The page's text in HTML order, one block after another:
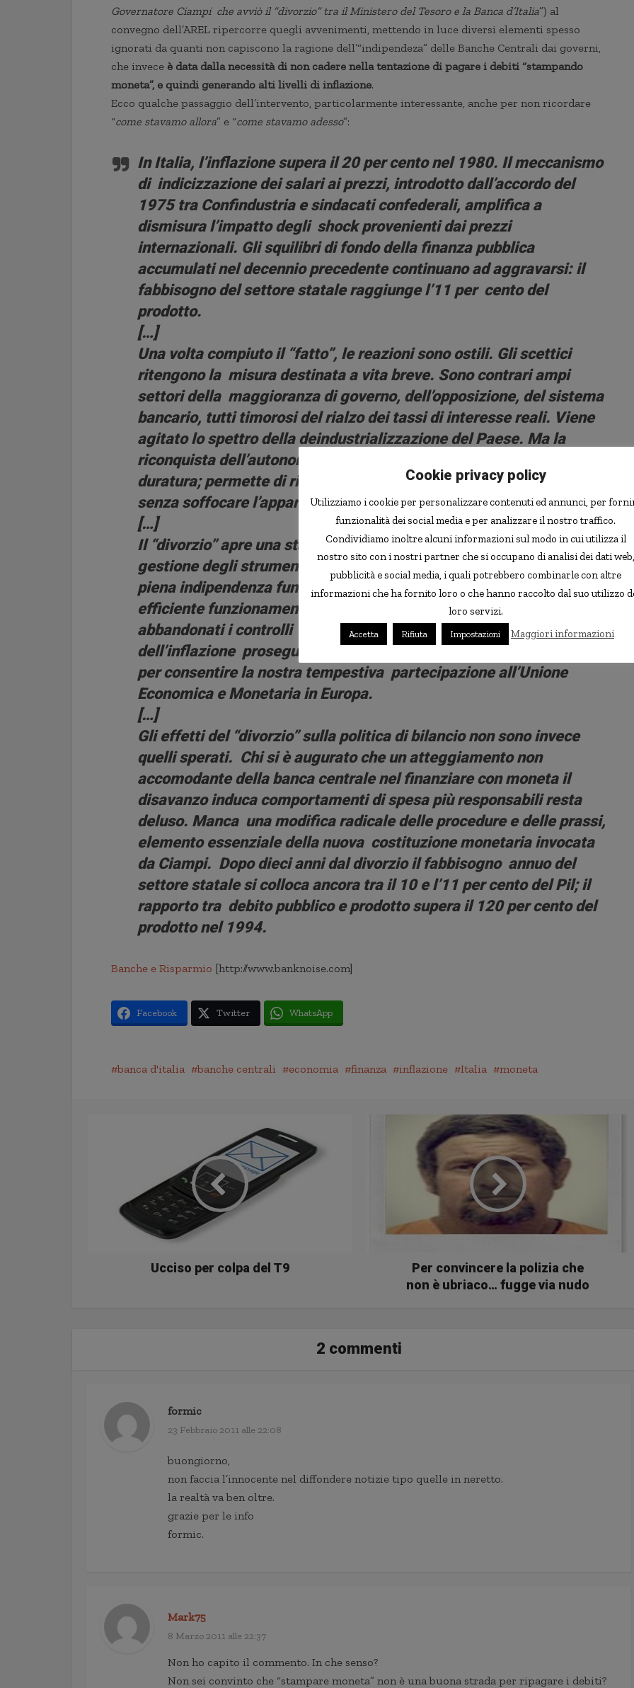
Governatore Ciampi che avviò il “divorzio” tra il Ministero del Tesoro e la Banca d’Italia”) al
convegno dell’AREL ripercorre quegli avvenimenti, mettendo in luce diversi elementi spesso
ignorati da quanti non capiscono la ragione dell’“indipendeza” delle Banche Centrali dai governi,
che invece è data dalla necessità di non cadere nella tentazione di pagare i debiti “stampando
moneta”, e quindi generando alti livelli di inflazione.
Ecco qualche passaggio dell’intervento, particolarmente interessante, anche per non ricordare
“come stavamo allora” e “come stavamo adesso”:
In Italia, l’inflazione supera il 20 per cento nel 1980. Il meccanismo
di indicizzazione dei salari ai prezzi, introdotto dall’accordo del
1975 tra Confindustria e sindacati confederali, amplifica a
dismisura l’impatto degli shock provenienti dai prezzi
internazionali. Gli squilibri di fondo della finanza pubblica
accumulati nel decennio precedente continuano ad aggravarsi: il
fabbisogno del settore statale raggiunge l’11 per cento del
prodotto.
[…]
Una volta compiuto il “fatto”, le reazioni sono ostili. Gli scettici
ritengono la misura destinata a vita breve. Sono contrari ampi
settori della maggioranza di governo, dell’opposizione, del sistema
bancario, tutti timorosi del rialzo dei tassi di interesse reali. Viene
agitato lo spettro della deindustrializzazione del Paese. Ma la
riconquista dell’autonomia da parte della banca centrale si rivela
duratura; permette di riportare la crescita dei prezzi sotto controllo
senza soffocare l’apparato industriale […]
[…]
Il “divorzio” apre una stagione di grandi cambiamenti nella
gestione degli strumenti di politica monetaria, in direzione di una
piena indipendenza funzionale della banca centrale e di un più
efficiente funzionamento dei mercati finanziari; vengono tra l’altro
abbandonati i controlli amministrativi sul credito. La riduzione
dell’inflazione prosegue negli anni Novanta, passaggio essenziale
per consentire la nostra tempestiva partecipazione all’Unione
Economica e Monetaria in Europa.
[…]
Gli effetti del “divorzio” sulla politica di bilancio non sono invece
quelli sperati. Chi si è augurato che un atteggiamento non
accomodante della banca centrale nel finanziare con moneta il
disavanzo induca comportamenti di spesa più responsabili resta
deluso. Manca una modifica radicale delle procedure e delle prassi,
elemento essenziale della nuova costituzione monetaria invocata
da Ciampi. Dopo dieci anni dal divorzio il fabbisogno annuo del
settore statale si colloca ancora tra il 10 e l’11 per cento del Pil; il
rapporto tra debito pubblico e prodotto supera il 120 per cento del
prodotto nel 1994.
Banche e Risparmio [http://www.banknoise.com]
Facebook Twitter WhatsApp
banca d'italia banche centrali economia finanza inflazione Italia moneta
Ucciso per colpa del T9
Per convincere la polizia che
non è ubriaco… fugge via nudo
2 commenti
formic
23 Febbraio 2011 alle 22:08
buongiorno,
non faccia l’innocente nel diffondere notizie tipo quelle in neretto.
la realtà va ben oltre.
grazie per le info
formic.
Mark75
8 Marzo 2011 alle 22:37
Non ho capito il commento. In che senso?
Non sei convinto che “stampare moneta” non è una buona strada per ripagare i debiti?
Cookie privacy policy
Utilizziamo i cookie per personalizzare contenuti ed annunci, per
funzionalità dei social media e per analizzare il nostro traffico.
Condividiamo inoltre alcuni informazioni sul modo in cui utilizza il
nostro sito con i nostri partner che si occupano di analisi dei dati web,
pubblicità e social media, i quali potrebbero combinarle con altre
informazioni che ha fornito loro o che hanno raccolto dal suo utilizzo
loro servizi.
Accetta Rifiuta Impostazioni Maggiori informazioni